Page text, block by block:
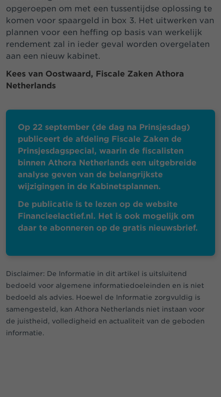
opgeroepen om met een tussentijdse oplossing te
komen voor spaargeld in box 3. Het uitwerken van
plannen voor een heffing op basis van werkelijk
rendement zal in ieder geval worden overgelaten
aan een nieuw kabinet.
Kees van Oostwaard, Fiscale Zaken Athora
Netherlands
Op 22 september (de dag na Prinsjesdag)
publiceert de afdeling Fiscale Zaken de
Prinsjesdagspecial, waarin de fiscalisten
binnen Athora Netherlands een uitgebreide
analyse geven van de belangrijkste
wijzigingen in de Kabinetsplannen.
De publicatie is te lezen op de website
Financieelactief.nl. Het is ook mogelijk om
daar te abonneren op de gratis nieuwsbrief.
Disclaimer: De Informatie in dit artikel is uitsluitend
bedoeld voor algemene informatiedoeleinden en is niet
bedoeld als advies. Hoewel de Informatie zorgvuldig is
samengesteld, kan Athora Netherlands niet instaan voor
de juistheid, volledigheid en actualiteit van de geboden
informatie.